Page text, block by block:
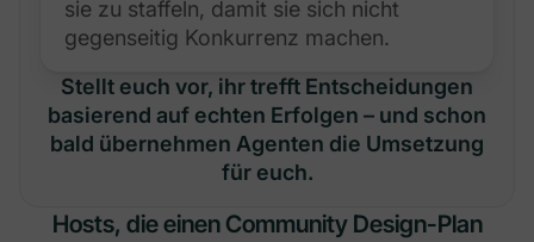
sie zu staffeln, damit sie sich nicht
gegenseitig Konkurrenz machen.
Stellt euch vor, ihr trefft Entscheidungen
basierend auf echten Erfolgen – und schon
bald übernehmen Agenten die Umsetzung
für euch.
Hosts, die einen Community Design-Plan